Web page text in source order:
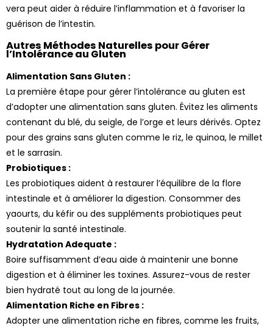
vera peut aider à réduire l’inflammation et à favoriser la
guérison de l’intestin.
Autres Méthodes Naturelles pour Gérer
l’Intolérance au Gluten
Alimentation Sans Gluten :
La première étape pour gérer l’intolérance au gluten est
d’adopter une alimentation sans gluten. Évitez les aliments
contenant du blé, du seigle, de l’orge et leurs dérivés. Optez
pour des grains sans gluten comme le riz, le quinoa, le millet
et le sarrasin.
Probiotiques :
Les probiotiques aident à restaurer l’équilibre de la flore
intestinale et à améliorer la digestion. Consommer des
yaourts, du kéfir ou des suppléments probiotiques peut
soutenir la santé intestinale.
Hydratation Adequate :
Boire suffisamment d’eau aide à maintenir une bonne
digestion et à éliminer les toxines. Assurez-vous de rester
bien hydraté tout au long de la journée.
Alimentation Riche en Fibres :
Adopter une alimentation riche en fibres, comme les fruits,
5 avis